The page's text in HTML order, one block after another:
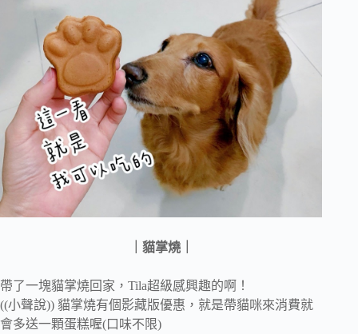
｜貓掌燒｜
帶了一塊貓掌燒回家，Tila超級感興趣的啊！
((小聲說)) 貓掌燒有個影藏版優惠，就是帶貓咪來消費就
會多送一顆蛋糕喔(口味不限)